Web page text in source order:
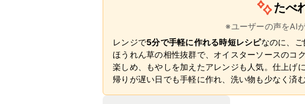
たべ
※ユーザーの声をAI
レンジで5分で手軽に作れる時短レシピなのに、
ほうれん草の相性抜群で、オイスターソースのコ
楽しめ、もやしを加えたアレンジも人気。仕上げ
帰りが遅い日でも手軽に作れ、洗い物も少なく済